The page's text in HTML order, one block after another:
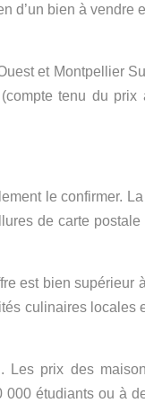
bien à vendre
et Montpellier
tenu du prix
le confirmer.
de carte
est bien supérieur
culinaires locales
Les prix des
étudiants ou à